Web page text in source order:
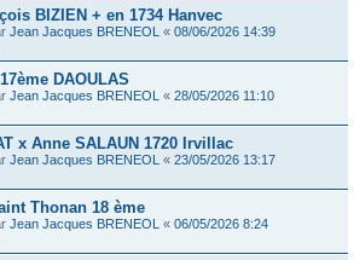
BIZIEN + en 1734 Hanvec
Jean Jacques BRENEOL « 08/06/2026 14:39
DAOULAS
Jean Jacques BRENEOL « 28/05/2026 11:10
x Anne SALAUN 1720 Irvillac
Jean Jacques BRENEOL « 23/05/2026 13:17
Thonan 18 ème
Jean Jacques BRENEOL « 06/05/2026 8:24